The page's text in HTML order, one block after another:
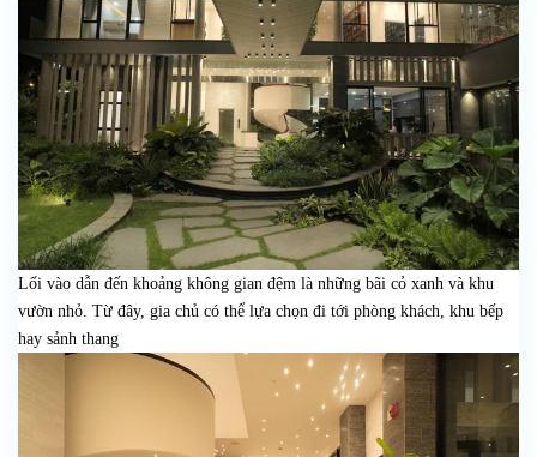
Lối vào dẫn đến khoảng không gian đệm là những bãi cỏ xanh và khu
vườn nhỏ. Từ đây, gia chủ có thể lựa chọn đi tới phòng khách, khu bếp
hay sảnh thang